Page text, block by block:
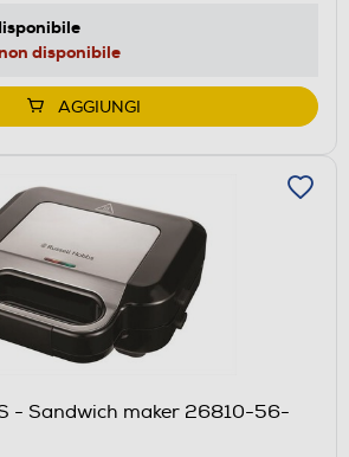
disponibile
AGGIUNGI
- Sandwich maker 26810-56-